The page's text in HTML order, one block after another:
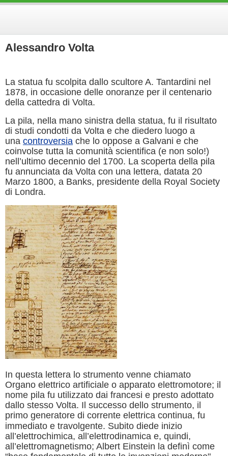
Alessandro Volta
La statua fu scolpita dallo scultore A. Tantardini nel
1878, in occasione delle onoranze per il centenario
della cattedra di Volta.
La pila, nella mano sinistra della statua, fu il risultato
di studi condotti da Volta e che diedero luogo a
una controversia che lo oppose a Galvani e che
coinvolse tutta la comunità scientifica (e non solo!)
nell’ultimo decennio del 1700. La scoperta della pila
fu annunciata da Volta con una lettera, datata 20
Marzo 1800, a Banks, presidente della Royal Society
di Londra.
In questa lettera lo strumento venne chiamato
Organo elettrico artificiale o apparato elettromotore; il
nome pila fu utilizzato dai francesi e presto adottato
dallo stesso Volta. Il successo dello strumento, il
primo generatore di corrente elettrica continua, fu
immediato e travolgente. Subito diede inizio
all’elettrochimica, all’elettrodinamica e, quindi,
all’elettromagnetismo; Albert Einstein la definì come